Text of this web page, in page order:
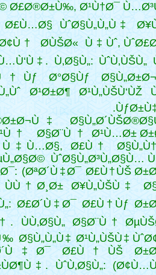
Ø£Ø®Ø±Ù‰, Ø¹Ù†Ø¯
Ø£Ù…Ø§ ÙˆØ§Ù„Ù„Ù‡
Ø­ÙŠØ« Ù‡Ùˆ,
Ù‚Ø§Ù„: ÙˆÙ‚ÙŠÙ„
Ø°Ø§Ùƒ
Ù„Ùˆ Ø¹Ø±Ø¶ Ø¹Ù„ÙŠÙ‘ÙŽ
Ø§Ø¨Ù† Ø¹Ù…Ø±
Ø£Ù†
ÙˆØ§Ù„Ø³Ù„Ø§Ù…
(ØªØ´Ù‡Ø¯ Ø£Ù†ÙŠ
Ø¥Ù„ÙŠÙ‡
Ø£Ø´Ù‡Ø¯ Ø£Ù†Ùƒ
ÙÙ‚Ø§Ù„ Ø§Ø¨Ù†
Ø§Ù„Ù„Ù‡Ø¹Ù„ÙŠÙ‡
Ø£Ù†ÙŠ
ÙˆÙ‚Ø§Ù„: